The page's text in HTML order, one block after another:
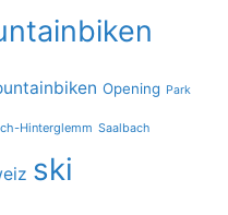
Opening Park
Hinterglemm Saalbach
ski